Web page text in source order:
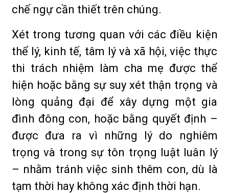
chế ngự cần thiết trên chúng.
Xét trong tương quan với các điều kiện
thể lý, kinh tế, tâm lý và xã hội, việc thực
thi trách nhiệm làm cha mẹ được thể
hiện hoặc bằng sự suy xét thận trọng và
lòng quảng đại để xây dựng một gia
đình đông con, hoặc bằng quyết định –
được đưa ra vì những lý do nghiêm
trọng và trong sự tôn trọng luật luân lý
– nhằm tránh việc sinh thêm con, dù là
tạm thời hay không xác định thời hạn.